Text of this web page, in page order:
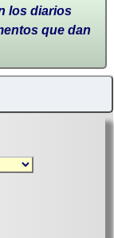
los diarios
que dan